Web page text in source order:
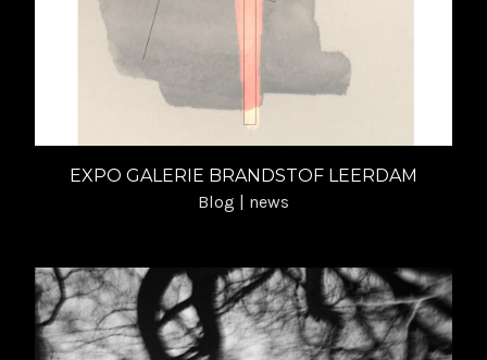
EXPO GALERIE BRANDSTOF LEERDAM
Blog | news